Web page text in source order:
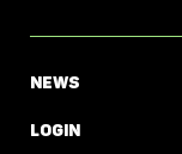
News
Login